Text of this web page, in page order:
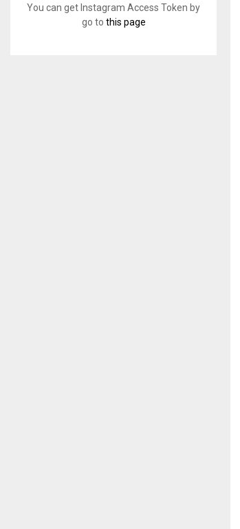
You can get Instagram Access Token by
go to this page